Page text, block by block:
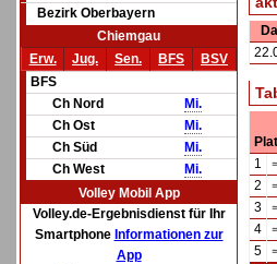
Bezirk Oberbayern
Chiemgau
Erw.
Jug. Sen. BFS
BSV
BFS
Ch Nord
Mi.
Ch Ost
Mi.
Ch Süd
Mi.
Ch West
Mi.
Volley Mobil App
Volley.de-Ergebnisdienst für Ihr
Smartphone Informationen zur
App
1
2
3
4
5